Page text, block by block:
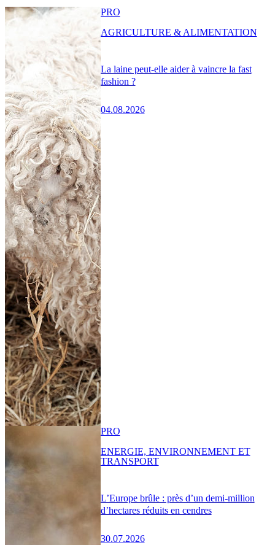
La laine peut-elle aider à vaincre la fast
fashion ?
04.08.2026
PRO
AGRICULTURE & ALIMENTATION
L’Europe brûle : près d’un demi-million
d’hectares réduits en cendres
30.07.2026
PRO
ENERGIE, ENVIRONNEMENT ET
TRANSPORT